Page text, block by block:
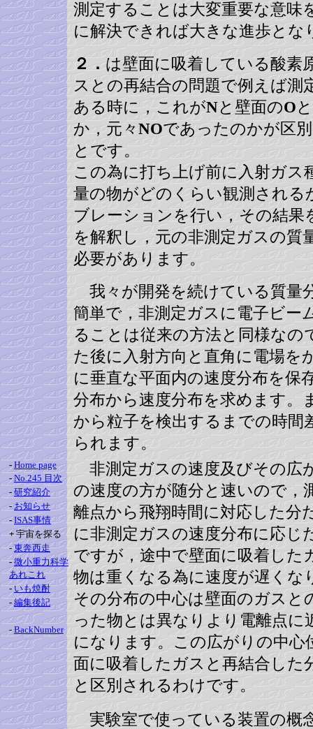
測定することは大変重要な意味
に解決できれば大きな進歩とな
２．は壁面に吸着している酸素
スとの再結合の問題で例えば測
ある時に，これがNと壁面のO
か，元々NOであったのかが区
とです。
この為に打ち上げ前に入射ガス
量の物がどのくらい観測される
ブレーションを行い，その結果
を解釈し，元の非測定ガスの質
必要があります。
我々が開発を続けている質量
簡単で，非測定ガスに電子ビー
ることは従来の方法と同様なの
た後に入射方向と直角に電場を
に垂直な平面内の速度分布を保
分布から速度分布を求めます。
から粒子を検出するまでの時間
られます。
- Home page
- No.245 目次
- 研究紹介
- お知らせ
- ISAS事情
+宇宙を探る
- 東奔西走
- 微小重力科学
あれこれ
- いも焼酎
- 編集後記
- BackNumber
非測定ガスの速度及びその広
の速度の方が随分と速いので，
離点から飛翔時間に対応した分
に非測定ガスの速度分布に応じ
ですが，途中で壁面に吸着した
物は重くなる為に速度が遅くな
その分布の中心は壁面のガスと
った物とは異なりより電離点に
になります。この広がりの中心
面に吸着したガスと再結合した
と区別されるわけです。
実験室で使っている装置の概